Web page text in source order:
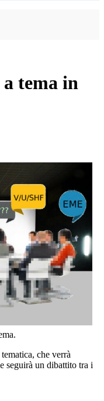
tema in
che verrà
seguirà un dibattito tra i